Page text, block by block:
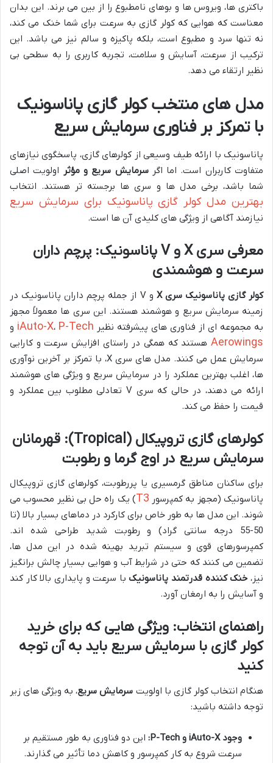
باکتری ها، ویروس ها و بوهای نامطبوع را از بین می برند. این بدان
معناست که هوایی که کولر گازی به سرعت برای شما خنک می کند،
نه تنها سرد و مطبوع است، بلکه پاکیزه و سالم نیز می باشد. این
ترکیب از سرعت، آسایش و سلامت، تجربه کاربری را به سطحی بی
نظیر ارتقاء می دهد.
مدل های منتخب کولر گازی پاناسونیک
با تمرکز بر فناوری سرمایش سریع
پاناسونیک با ارائه طیف وسیعی از کولرهای گازی، پاسخگوی نیازهای
متفاوت کاربران است. اما اگرسرمایش سریع و مؤثر اولویت اصلی
شما باشد، برخی مدل ها و سری ها برجسته تر هستند. انتخاب
بهترین مدل کولر گازی پاناسونیک برای سرمایش سریع
نیازمند آگاهی از ویژگی های کلیدی آن ها است.
معرفی سری X و V پاناسونیک: پرچم داران
سرعت و هوشمندی
کولر گازی پاناسونیک سری X
و V از جمله پرچم داران پاناسونیک در
زمینه سرمایش سریع و هوشمند هستند. این سری ها معمولاً مجهز
به مجموعه ای از فناوری های پیشرفته نظیر
iAuto-X، P-Tech و
Aerowings هستند که همگی در راستای افزایش سرعت و کارایی
سرمایش عمل می کنند. مدل های سری X، با تمرکز بر آخرین نوآوری
ها، اغلب بهترین عملکرد را در سرمایش سریع و ویژگی های هوشمند
ارائه می دهند، در حالی که سری V تعادلی مطلوب بین عملکرد و
قیمت را حفظ می کند.
کولرهای گازی تروپیکال (Tropical): قهرمانان
سرمایش سریع در اوج گرما و رطوبت
برای ساکنان مناطق گرمسیری یا پررطوبت، کولرهای گازی تروپیکال
پاناسونیک (مجهز به کمپرسور T3) یک راه حل بی نظیر محسوب می
شوند. این مدل ها به طور خاص برای کارکرد در دماهای بسیار بالا (تا
50-55 درجه سانتی گراد) و رطوبت شدید طراحی شده اند.
کمپرسورهای قوی و سیستم تبرید بهینه شده در این مدل ها،
تضمین می کنند که حتی در شرایط آب و هوایی بسیار چالش برانگیز
نیز، خنک کننده قدرتمند پاناسونیک با سرعت و پایداری بالا کار کند
و آسایش را به ارمغان آورد.
راهنمای انتخاب: ویژگی هایی که برای خرید
کولر گازی با سرمایش سریع باید به آن توجه
کنید
هنگام انتخاب کولر گازی با اولویت سرمایش سریع، به ویژگی های زیر
توجه داشته باشید:
وجود iAuto-X و P-Tech:
این دو فناوری به طور مستقیم بر
سرعت شروع به کار کمپرسور و کاهش دما تأثیر می گذارند.